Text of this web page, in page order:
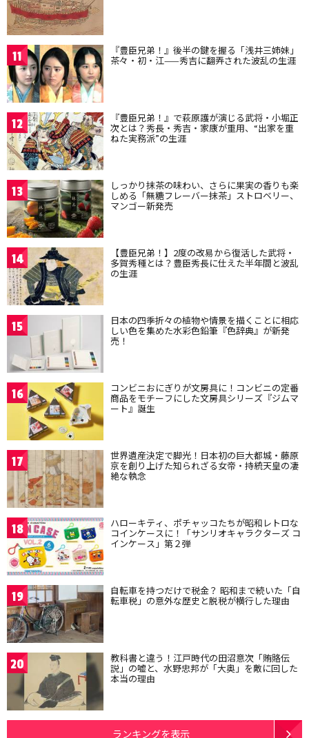
11 『豊臣兄弟！』後半の鍵を握る「浅井三姉妹」
茶々・初・江——秀吉に翻弄された波乱の生涯
12 『豊臣兄弟！』で萩原護が演じる武将・小堀正
次とは？秀長・秀吉・家康が重用、“出家を重
ねた実務派”の生涯
13 しっかり抹茶の味わい、さらに果実の香りも楽
しめる「無糖フレーバー抹茶」ストロベリー、
マンゴー新発売
14 【豊臣兄弟！】2度の改易から復活した武将・
多賀秀種とは？豊臣秀長に仕えた半年間と波乱
の生涯
15 日本の四季折々の植物や情景を描くことに相応
しい色を集めた水彩色鉛筆『色辞典』が新発
売！
16 コンビニおにぎりが文房具に！コンビニの定番
商品をモチーフにした文房具シリーズ『ジムマ
ート』誕生
17 世界遺産決定で脚光！日本初の巨大都城・藤原
京を創り上げた知られざる女帝・持統天皇の凄
絶な執念
18 ハローキティ、ポチャッコたちが昭和レトロな
コインケースに！「サンリオキャラクターズ コ
インケース」第２弾
19 自転車を持つだけで税金？ 昭和まで続いた「自
転車税」の意外な歴史と脱税が横行した理由
20 教科書と違う！江戸時代の田沼意次「賄賂伝
説」の嘘と、水野忠邦が「大奥」を敵に回した
本当の理由
ランキングを表示